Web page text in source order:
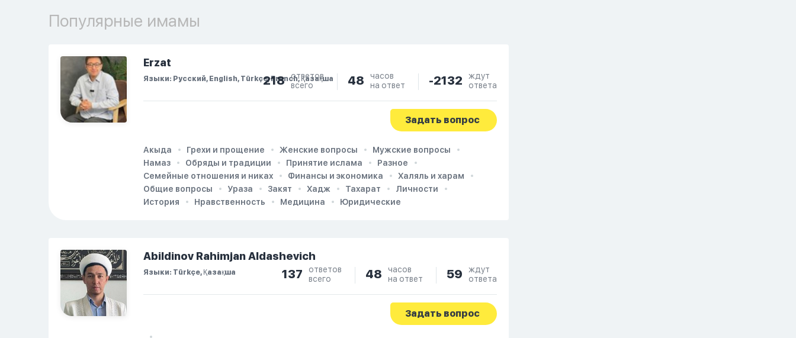
Популярные имамы
Erzat
Языки: Русский, English, Türkçe, French, Қазақша
218
ответов
всего
48
часов
на ответ
-2132
ждут
ответа
Задать вопрос
Акыда Грехи и прощение Женские вопросы
Мужские вопросы
Намаз
Обряды и традиции Принятие ислама
Разное
Семейные отношения и никах
Финансы и экономика
Халяль и харам
Общие вопросы
Ураза Закят Хадж Тахарат
Личности
История
Нравственность Медицина Юридические
Abildinov Rahimjan Aldashevich
Языки: Türkçe, Қазақша 137
ответов
всего
48
часов
на ответ
59
ждут
ответа
Задать вопрос